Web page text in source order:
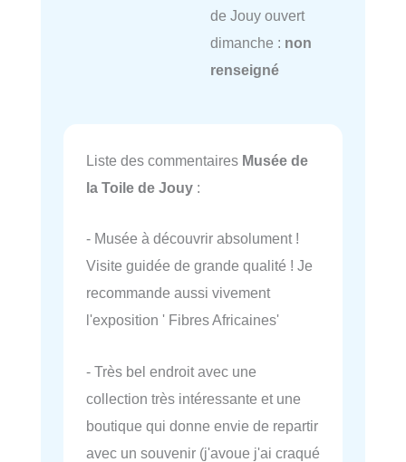
de Jouy ouvert
dimanche : non
renseigné
Liste des commentaires Musée de
la Toile de Jouy :
- Musée à découvrir absolument !
Visite guidée de grande qualité ! Je
recommande aussi vivement
l'exposition ' Fibres Africaines'
- Très bel endroit avec une
collection très intéressante et une
boutique qui donne envie de repartir
avec un souvenir (j'avoue j'ai craqué